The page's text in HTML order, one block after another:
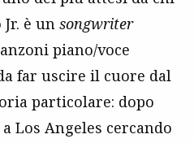
è un songwriter
piano/voce
far uscire il cuore dal
particolare: dopo
Los Angeles cercando